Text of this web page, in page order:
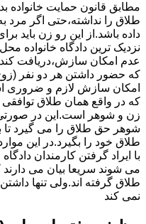
مطابق قانون حمایت خانواده
طلاق را نداشته،حتی اگر مرد
داده باشد.از این رو زن باید
نزدیک ترین دادگاه خانواده
عدم امکان سازش،دریافت
که حضور داشتن هر دو نفر
امکان سازش لازم و ضروری
که در واقع همان طلاق
زن و شوهر است.این در
شوهر حق طلاق را می گیرد تا
طلاق خود را بگیرد.در این
با ایراد گرفتن کارمندان
می شوند سریعا بیان می دارند
طلاق گرفته اند.ولی تنها
نمی کند